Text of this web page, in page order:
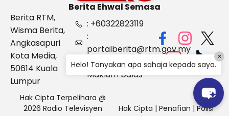
Berita Ehwal Semasa
Berita RTM,
Wisma Berita,
Angkasapuri
Kota Media,
50614 Kuala
Lumpur
: +60322823119
:
portalberita@rtm.gov.my
: Aduan &
Maklum balas
Hak Cipta Terpelihara @
2026 Radio Televisyen
Hak Cipta | Penafian | Polisi
Helo! Tanyakan apa sahaja kepada saya.
×